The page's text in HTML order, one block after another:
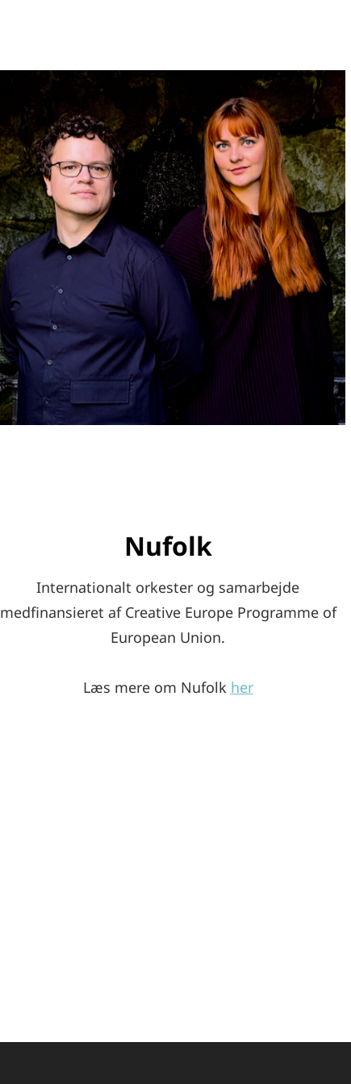
Nufolk
Internationalt orkester og samarbejde
medfinansieret af Creative Europe Programme of
European Union.
Læs mere om Nufolk her